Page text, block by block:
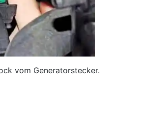
vom Generatorstecker.